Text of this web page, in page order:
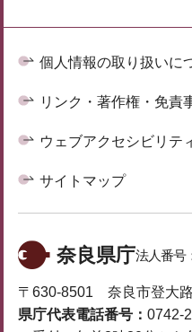
個人情報の取り扱いに
リンク・著作権・免責
ウェブアクセシビリテ
サイトマップ
奈良県庁法人番号
〒630-8501 奈良市登大
県庁代表電話番号： 0742-